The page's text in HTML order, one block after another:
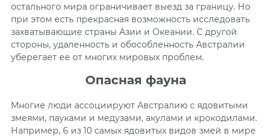
остального мира ограничивает выезд за границу. Но
при этом есть прекрасная возможность исследовать
захватывающие страны Азии и Океании. С другой
стороны, удаленность и обособленность Австралии
уберегает ее от многих мировых проблем.
Опасная фауна
Многие люди ассоциируют Австралию с ядовитыми
змеями, пауками и медузами, акулами и крокодилами.
Например, 6 из 10 самых ядовитых видов змей в мире